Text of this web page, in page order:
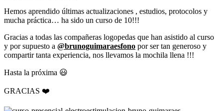
Hemos aprendido últimas actualizaciones , estudios, protocolos y
mucha práctica… ha sido un curso de 10!!!
Gracias a todas las compañeras logopedas que han asistido al curso
y por supuesto a @brunoguimaraesfono por ser tan generoso y
compartir tanta experiencia, nos llevamos la mochila llena !!!
Hasta la próxima 😃
GRACIAS ❤️